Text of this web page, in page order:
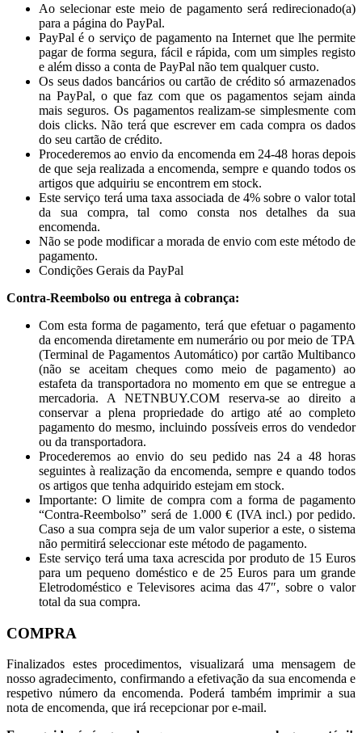
Ao selecionar este meio de pagamento será redirecionado(a)
para a página do PayPal.
PayPal é o serviço de pagamento na Internet que lhe permite
pagar de forma segura, fácil e rápida, com um simples registo
e além disso a conta de PayPal não tem qualquer custo.
Os seus dados bancários ou cartão de crédito só armazenados
na PayPal, o que faz com que os pagamentos sejam ainda
mais seguros. Os pagamentos realizam-se simplesmente com
dois clicks. Não terá que escrever em cada compra os dados
do seu cartão de crédito.
Procederemos ao envio da encomenda em 24-48 horas depois
de que seja realizada a encomenda, sempre e quando todos os
artigos que adquiriu se encontrem em stock.
Este serviço terá uma taxa associada de 4% sobre o valor total
da sua compra, tal como consta nos detalhes da sua
encomenda.
Não se pode modificar a morada de envio com este método de
pagamento.
Condições Gerais da PayPal
Contra-Reembolso ou entrega à cobrança:
Com esta forma de pagamento, terá que efetuar o pagamento
da encomenda diretamente em numerário ou por meio de TPA
(Terminal de Pagamentos Automático) por cartão Multibanco
(não se aceitam cheques como meio de pagamento) ao
estafeta da transportadora no momento em que se entregue a
mercadoria. A NETNBUY.COM reserva-se ao direito a
conservar a plena propriedade do artigo até ao completo
pagamento do mesmo, incluindo possíveis erros do vendedor
ou da transportadora.
Procederemos ao envio do seu pedido nas 24 a 48 horas
seguintes à realização da encomenda, sempre e quando todos
os artigos que tenha adquirido estejam em stock.
Importante: O limite de compra com a forma de pagamento
“Contra-Reembolso” será de 1.000 € (IVA incl.) por pedido.
Caso a sua compra seja de um valor superior a este, o sistema
não permitirá seleccionar este método de pagamento.
Este serviço terá uma taxa acrescida por produto de 15 Euros
para um pequeno doméstico e de 25 Euros para um grande
Eletrodoméstico e Televisores acima das 47″, sobre o valor
total da sua compra.
COMPRA
Finalizados estes procedimentos, visualizará uma mensagem de
nosso agradecimento, confirmando a efetivação da sua encomenda e
respetivo número da encomenda. Poderá também imprimir a sua
nota de encomenda, que irá recepcionar por e-mail.